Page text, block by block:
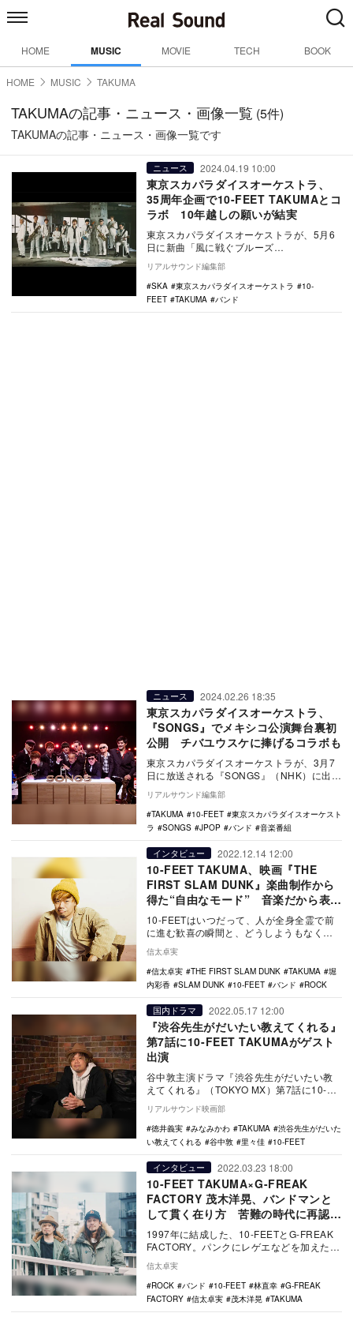
HOME MUSIC MOVIE TECH BOOK
HOME MUSIC TAKUMA
TAKUMAの記事・ニュース・画像一覧 (5件)
TAKUMAの記事・ニュース・画像一覧です
ニュース 2024.04.19 10:00
東京スカパラダイスオーケストラ、
35周年企画で10-FEET TAKUMAとコ
ラボ 10年越しの願いが結実
東京スカパラダイスオーケストラが、5月6
日に新曲「風に戦ぐブルーズ
feat.TAKUMA(10-FEET)」を配信リリー
ス。あ…
リアルサウンド編集部
SKA
東京スカパラダイスオーケストラ
10-
FEET
TAKUMA バンド
ニュース 2024.02.26 18:35
東京スカパラダイスオーケストラ、
『SONGS』でメキシコ公演舞台裏初
公開 チバユウスケに捧げるコラボも
東京スカパラダイスオーケストラが、3月7
日に放送される『SONGS』（NHK）に出演
する。 今年デビュー35周年を迎える東
京…
リアルサウンド編集部
TAKUMA
10-FEET
東京スカパラダイスオーケスト
ラ
SONGS JPOP バンド 音楽番組
インタビュー 2022.12.14 12:00
10-FEET TAKUMA、映画『THE
FIRST SLAM DUNK』楽曲制作から
得た“自由なモード” 音楽だから表現
できた願いも明かす
10-FEETはいつだって、人が全身全霊で前
に進む歓喜の瞬間と、どうしようもなく悔
しくて悲しくて眠れない夜を、どちらもそ
っと鼓舞…
信太卓実
信太卓実
THE FIRST SLAM DUNK TAKUMA
堀
内彩香
SLAM DUNK 10-FEET バンド ROCK
国内ドラマ 2022.05.17 12:00
『渋谷先生がだいたい教えてくれる』
第7話に10-FEET TAKUMAがゲスト
出演
谷中敦主演ドラマ『渋谷先生がだいたい教
えてくれる』（TOKYO MX）第7話に10-
FEETのTAKUMAがゲスト出演することが…
リアルサウンド映画部
徳井義実
みなみかわ TAKUMA
渋谷先生がだいた
い教えてくれる
谷中敦 里々佳 10-FEET
インタビュー 2022.03.23 18:00
10-FEET TAKUMA×G-FREAK
FACTORY 茂木洋晃、バンドマンと
して貫く在り方 苦難の時代に再認識
した“ライブで伝える意義”
1997年に結成した、10-FEETとG-FREAK
FACTORY。パンクにレゲエなどを加えたミ
クスチャーロックをかき鳴らし、…
信太卓実
ROCK
バンド 10-FEET 林直幸
G-FREAK
FACTORY
信太卓実 茂木洋晃 TAKUMA